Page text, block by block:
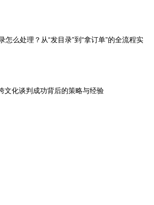
怎么处理？从“发目录”到“拿订单”的全流程实
文化谈判成功背后的策略与经验